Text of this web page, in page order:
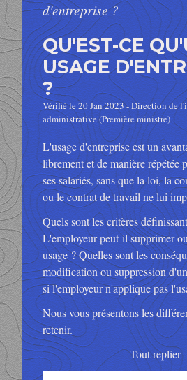
d'entreprise ?
QU'EST-CE
USAGE
?
Vérifié le 20 Jan 2023 - Direction de
administrative (Première ministre)
L'usage d'entreprise est un
librement et de manière répétée
ses salariés, sans que la loi, la
ou le contrat de travail ne lui
Quels sont les critères
L'employeur peut-il supprimer
usage ? Quelles sont les
modification ou suppression
si l'employeur n'applique pas
Nous vous présentons les
retenir.
Tout replier